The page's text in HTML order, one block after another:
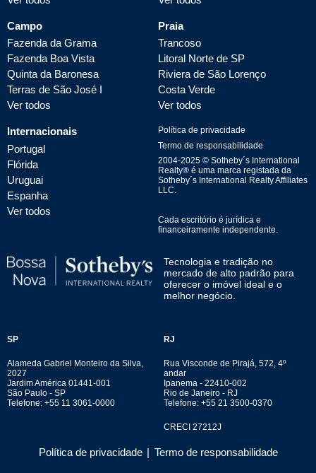
Campo
Fazenda da Grama
Fazenda Boa Vista
Quinta da Baronesa
Terras de São José I
Ver todos
Praia
Trancoso
Litoral Norte de SP
Riviera de São Lorenço
Costa Verde
Ver todos
Internacionais
Portugal
Flórida
Uruguai
Espanha
Ver todos
Política de privacidade
Termo de responsabilidade
2004-2025 © Sotheby´s International
Realty® é uma marca registada da
Sotheby´s International Realty Affiliates
LLC.
Cada escritório é jurídica e
financeiramente independente.
Tecnologia e tradição no
mercado de alto padrão para
oferecer o imóvel ideal e o
melhor negócio.
SP
Alameda Gabriel Monteiro da Silva,
2027
Jardim América 01441-001
São Paulo - SP
Telefone: +55 11 3061-0000
RJ
Rua Visconde de Pirajá, 572, 4º
andar
Ipanema - 22410-002
Rio de Janeiro - RJ
Telefone: +55 21 3500-0370
CRECI 27212J
Política de privacidade | Termo de responsabilidade